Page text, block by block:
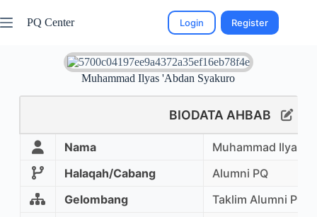
PQ Center Login Register
Muhammad Ilyas 'Abdan Syakuro
BIODATA AHBAB
Nama
Muhammad Ilyas
Halaqah/Cabang
Alumni PQ
Gelombang
Taklim Alumni PQ